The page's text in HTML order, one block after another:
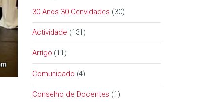
30 Anos 30 Convidados (30)
Actividade (131)
Artigo (11)
Comunicado (4)
Conselho de Docentes (1)